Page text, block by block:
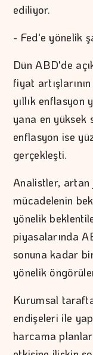
ediliyor.
- Fed'e yönelik
Dün ABD'de
fiyat
yıllık
yana en yüksek
enflasyon ise
gerçekleşti.
Analistler,
mücadelenin
yönelik
piyasalarında
sonuna kadar
yönelik
Kurumsal
endişeleri ile
harcama